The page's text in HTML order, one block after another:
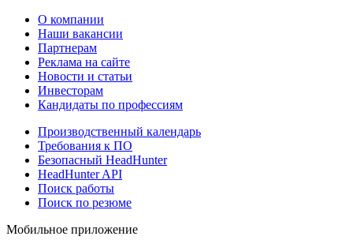
О компании
Наши вакансии
Партнерам
Реклама на сайте
Новости и статьи
Инвесторам
Кандидаты по профессиям
Производственный календарь
Требования к ПО
Безопасный HeadHunter
HeadHunter API
Поиск работы
Поиск по резюме
Мобильное приложение